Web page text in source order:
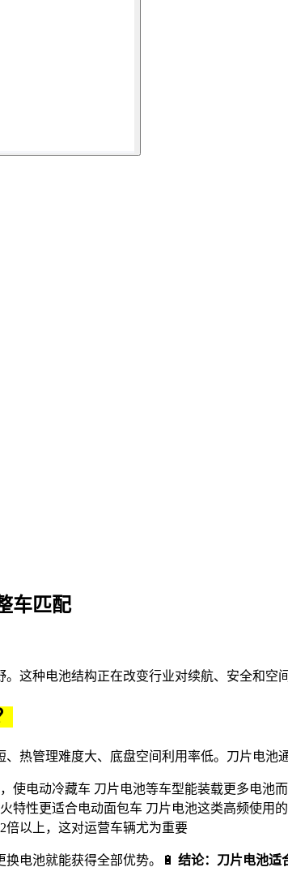
车匹配
这种电池结构正在改变行业对续航、安全和空
热管理难度大、底盘空间利用率低。刀片电池
使电动冷藏车 刀片电池等车型能装载更多电池
特性更适合电动面包车 刀片电池这类高频使用
倍以上，这对运营车辆尤为重要
电池就能获得全部优势。🔋 结论：刀片电池适